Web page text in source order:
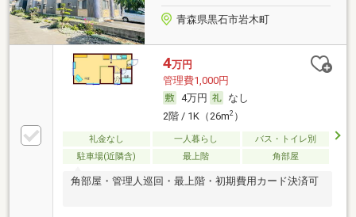
青森県黒石市岩木町
4万円
管理費1,000円
4万円
なし
2階 / 1K（26m2）
礼金なし 一人暮らし
バス・トイレ別
駐車場(近隣含)
最上階 角部屋
角部屋・管理人巡回・最上階・初期費用カード決済可